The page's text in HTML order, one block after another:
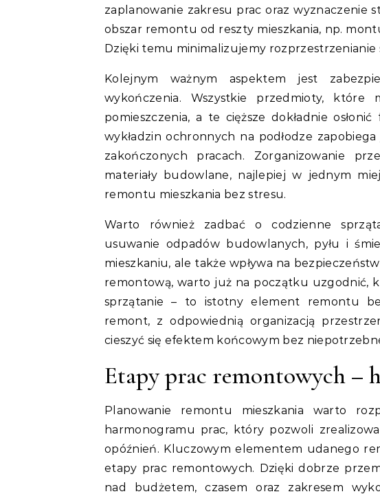
zaplanowanie zakresu prac oraz wyznaczenie
obszar remontu od reszty mieszkania, np.
Dzięki temu minimalizujemy
Kolejnym ważnym aspektem jest
wykończenia. Wszystkie przedmioty, które
pomieszczenia, a te cięższe dokładnie
wykładzin ochronnych na podłodze
zakończonych pracach. Zorganizowanie
materiały budowlane, najlepiej w jednym
remontu mieszkania bez stresu.
Warto również zadbać o codzienne
usuwanie odpadów budowlanych, pyłu i
mieszkaniu, ale także wpływa na
remontową, warto już na początku uzgodnić,
sprzątanie – to istotny element remontu
remont, z odpowiednią organizacją
cieszyć się efektem końcowym bez
Etapy prac remontowych –
Planowanie remontu mieszkania warto
harmonogramu prac, który pozwoli
opóźnień. Kluczowym elementem udanego
etapy prac remontowych. Dzięki dobrze
nad budżetem, czasem oraz zakresem